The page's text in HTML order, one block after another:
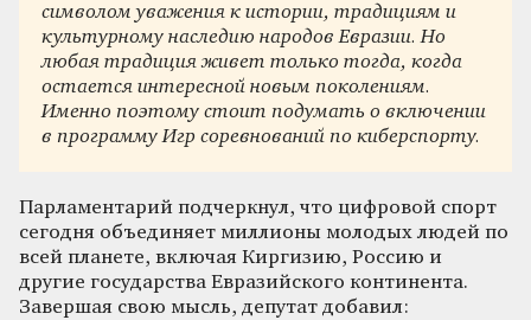
символом уважения к истории, традициям и
культурному наследию народов Евразии. Но
любая традиция живет только тогда, когда
остается интересной новым поколениям.
Именно поэтому стоит подумать о включении
в программу Игр соревнований по киберспорту.
Парламентарий подчеркнул, что цифровой спорт
сегодня объединяет миллионы молодых людей по
всей планете, включая Киргизию, Россию и
другие государства Евразийского континента.
Завершая свою мысль, депутат добавил: